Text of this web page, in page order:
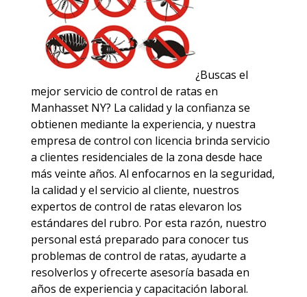
¿Buscas el
mejor servicio de control de ratas en
Manhasset NY? La calidad y la confianza se
obtienen mediante la experiencia, y nuestra
empresa de control con licencia brinda servicio
a clientes residenciales de la zona desde hace
más veinte años. Al enfocarnos en la seguridad,
la calidad y el servicio al cliente, nuestros
expertos de control de ratas elevaron los
estándares del rubro. Por esta razón, nuestro
personal está preparado para conocer tus
problemas de control de ratas, ayudarte a
resolverlos y ofrecerte asesoría basada en
años de experiencia y capacitación laboral.